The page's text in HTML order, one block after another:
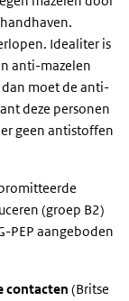
Idealiter is
anti-mazelen
moet de anti-
deze personen
geen antistoffen
(groep B2)
PEP aangeboden
contacten (Britse